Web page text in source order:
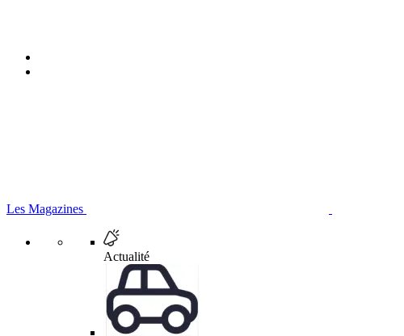
Les Magazines
Actualité